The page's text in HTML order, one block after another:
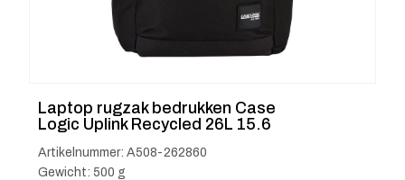
Laptop rugzak bedrukken Case
Logic Uplink Recycled 26L 15.6
Artikelnummer: A508-262860
Gewicht: 500 g